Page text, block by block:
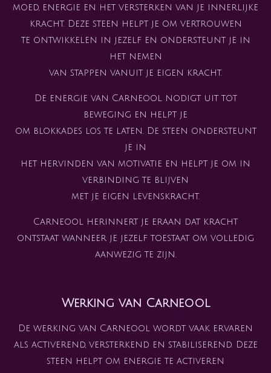
moed, energie en het versterken van je innerlijke
kracht. Deze steen helpt je om vertrouwen
te ontwikkelen in jezelf en ondersteunt je in
het nemen
van stappen vanuit je eigen kracht.
De energie van Carneool nodigt uit tot
beweging en helpt je
om blokkades los te laten. De steen ondersteunt
je in
het hervinden van motivatie en helpt je om in
verbinding te blijven
met je eigen levenskracht.
Carneool herinnert je eraan dat kracht
ontstaat wanneer je jezelf toestaat om volledig
aanwezig te zijn.
Werking van Carneool
De werking van Carneool wordt vaak ervaren
als activerend, versterkend en stabiliserend. Deze
steen helpt om energie te activeren